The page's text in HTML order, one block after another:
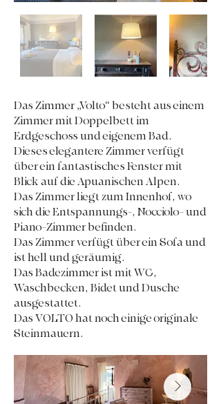
Das Zimmer „Volto“ besteht aus einem
Zimmer mit Doppelbett im
Erdgeschoss und eigenem Bad.
Dieses elegantere Zimmer verfügt
über ein fantastisches Fenster mit
Blick auf die Apuanischen Alpen.
Das Zimmer liegt zum Innenhof, wo
sich die Entspannungs-, Nocciolo- und
Piano-Zimmer befinden.
Das Zimmer verfügt über ein Sofa und
ist hell und geräumig.
Das Badezimmer ist mit WC,
Waschbecken, Bidet und Dusche
ausgestattet.
Das VOLTO hat noch einige originale
Steinmauern.